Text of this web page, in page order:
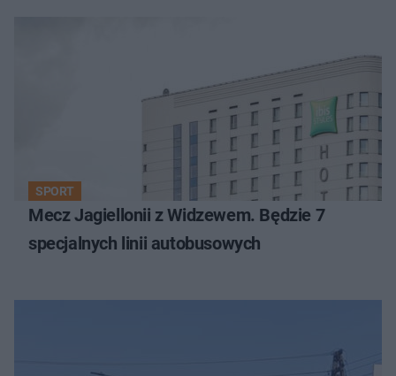
SPORT
Mecz Jagiellonii z Widzewem. Będzie 7
specjalnych linii autobusowych